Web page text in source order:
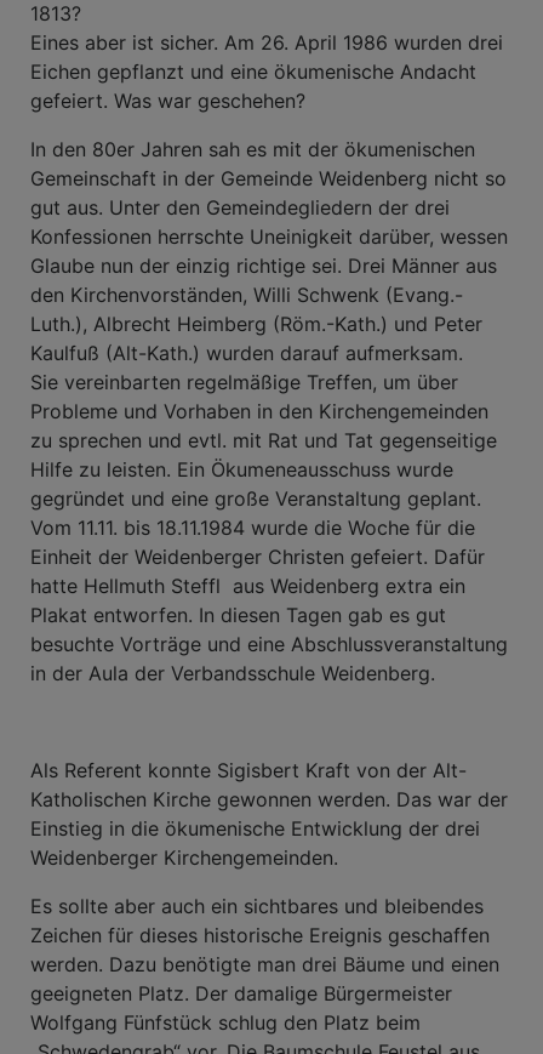
1813?
Eines aber ist sicher. Am 26. April 1986 wurden drei
Eichen gepflanzt und eine ökumenische Andacht
gefeiert. Was war geschehen?
In den 80er Jahren sah es mit der ökumenischen
Gemeinschaft in der Gemeinde Weidenberg nicht so
gut aus. Unter den Gemeindegliedern der drei
Konfessionen herrschte Uneinigkeit darüber, wessen
Glaube nun der einzig richtige sei. Drei Männer aus
den Kirchenvorständen, Willi Schwenk (Evang.-
Luth.), Albrecht Heimberg (Röm.-Kath.) und Peter
Kaulfuß (Alt-Kath.) wurden darauf aufmerksam.
Sie vereinbarten regelmäßige Treffen, um über
Probleme und Vorhaben in den Kirchengemeinden
zu sprechen und evtl. mit Rat und Tat gegenseitige
Hilfe zu leisten. Ein Ökumeneausschuss wurde
gegründet und eine große Veranstaltung geplant.
Vom 11.11. bis 18.11.1984 wurde die Woche für die
Einheit der Weidenberger Christen gefeiert. Dafür
hatte Hellmuth Steffl aus Weidenberg extra ein
Plakat entworfen. In diesen Tagen gab es gut
besuchte Vorträge und eine Abschlussveranstaltung
in der Aula der Verbandsschule Weidenberg.
Als Referent konnte Sigisbert Kraft von der Alt-
Katholischen Kirche gewonnen werden. Das war der
Einstieg in die ökumenische Entwicklung der drei
Weidenberger Kirchengemeinden.
Es sollte aber auch ein sichtbares und bleibendes
Zeichen für dieses historische Ereignis geschaffen
werden. Dazu benötigte man drei Bäume und einen
geeigneten Platz. Der damalige Bürgermeister
Wolfgang Fünfstück schlug den Platz beim